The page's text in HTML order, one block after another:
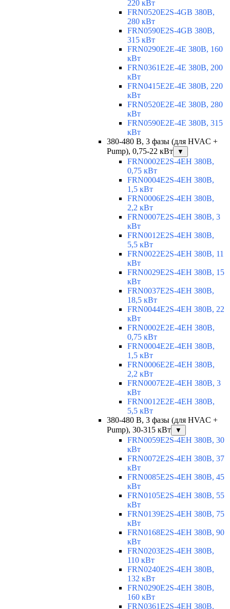
220 кВт
FRN0520E2S-4GB 380В,
280 кВт
FRN0590E2S-4GB 380В,
315 кВт
FRN0290E2E-4E 380В, 160
кВт
FRN0361E2E-4E 380В, 200
кВт
FRN0415E2E-4E 380В, 220
кВт
FRN0520E2E-4E 380В, 280
кВт
FRN0590E2E-4E 380В, 315
кВт
380-480 В, 3 фазы (для HVAC +
Pump), 0,75-22 кВт
▼
FRN0002E2S-4EH 380В,
0,75 кВт
FRN0004E2S-4EH 380В,
1,5 кВт
FRN0006E2S-4EH 380В,
2,2 кВт
FRN0007E2S-4EH 380В, 3
кВт
FRN0012E2S-4EH 380В,
5,5 кВт
FRN0022E2S-4EH 380В, 11
кВт
FRN0029E2S-4EH 380В, 15
кВт
FRN0037E2S-4EH 380В,
18,5 кВт
FRN0044E2S-4EH 380В, 22
кВт
FRN0002E2E-4EH 380В,
0,75 кВт
FRN0004E2E-4EH 380В,
1,5 кВт
FRN0006E2E-4EH 380В,
2,2 кВт
FRN0007E2E-4EH 380В, 3
кВт
FRN0012E2E-4EH 380В,
5,5 кВт
380-480 В, 3 фазы (для HVAC +
Pump), 30-315 кВт
▼
FRN0059E2S-4EH 380В, 30
кВт
FRN0072E2S-4EH 380В, 37
кВт
FRN0085E2S-4EH 380В, 45
кВт
FRN0105E2S-4EH 380В, 55
кВт
FRN0139E2S-4EH 380В, 75
кВт
FRN0168E2S-4EH 380В, 90
кВт
FRN0203E2S-4EH 380В,
110 кВт
FRN0240E2S-4EH 380В,
132 кВт
FRN0290E2S-4EH 380В,
160 кВт
FRN0361E2S-4EH 380В,